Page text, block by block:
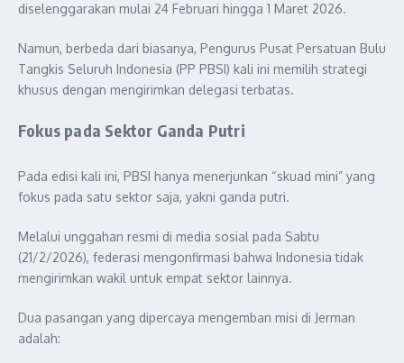
diselenggarakan mulai 24 Februari hingga 1 Maret 2026.
Namun, berbeda dari biasanya, Pengurus Pusat Persatuan Bulu
Tangkis Seluruh Indonesia (PP PBSI) kali ini memilih strategi
khusus dengan mengirimkan delegasi terbatas.
Fokus pada Sektor Ganda Putri
Pada edisi kali ini, PBSI hanya menerjunkan “skuad mini” yang
fokus pada satu sektor saja, yakni ganda putri.
Melalui unggahan resmi di media sosial pada Sabtu
(21/2/2026), federasi mengonfirmasi bahwa Indonesia tidak
mengirimkan wakil untuk empat sektor lainnya.
Dua pasangan yang dipercaya mengemban misi di Jerman
adalah: